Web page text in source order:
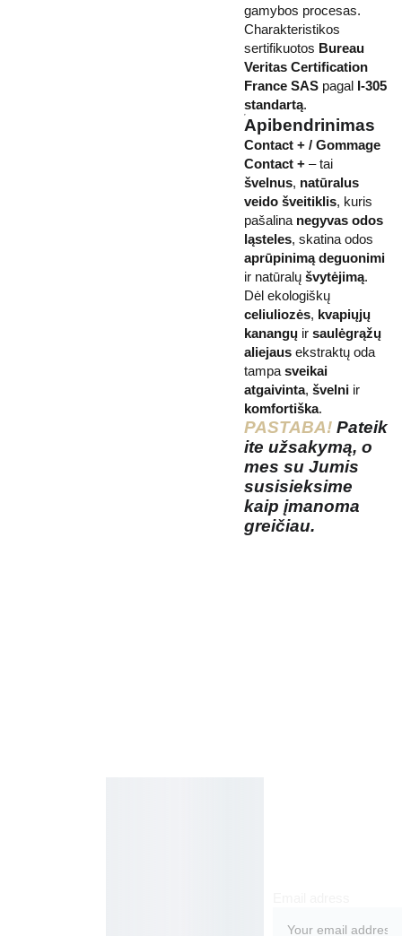
gamybos procesas.
Charakteristikos
sertifikuotos Bureau
Veritas Certification
France SAS pagal I-305
standartą.
Apibendrinimas
Contact + / Gommage
Contact + – tai
švelnus, natūralus
veido šveitiklis, kuris
pašalina negyvas odos
ląsteles, skatina odos
aprūpinimą deguonimi
ir natūralų švytėjimą.
Dėl ekologiškų
celiuliozės, kvapiųjų
kanangų ir saulėgrąžų
aliejaus ekstraktų oda
tampa sveikai
atgaivinta, švelni ir
komfortiška.
PASTABA! Pateik
ite užsakymą, o
mes su Jumis
susisieksime
kaip įmanoma
greičiau.